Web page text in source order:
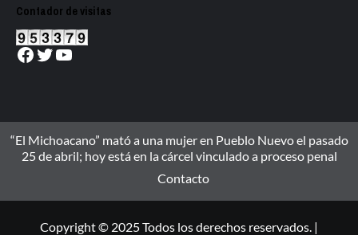
Contador de visitas
Facebook
Twitter
YouTube
“El Michoacano” mató a una mujer en Pueblo Nuevo el pasado
25 de abril; hoy está en la cárcel vinculado a proceso penal
Contacto
Copyright © 2025 Todos los derechos reservados. |